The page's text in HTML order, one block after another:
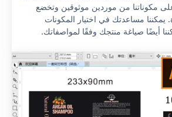
مكوناتنا من موردين موثوقين وتخضع
يمكننا مساعدتك في اختيار المكونات
أيضًا صياغة منتجك وفقًا لمواصفاتك.